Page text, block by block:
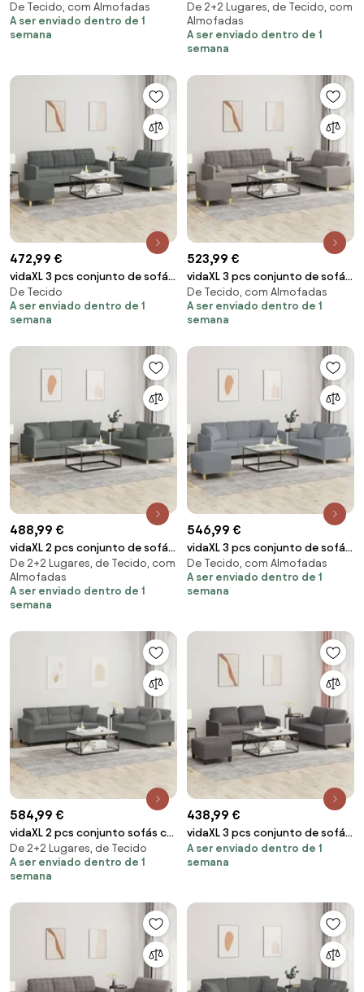
com almofadas tecido
cinzento-claro
De Tecido, com Almofadas
A ser enviado dentro de 1
semana
com almofadas tecido
cinzento-escuro
De 2+2 Lugares, de Tecido, com
Almofadas
A ser enviado dentro de 1
semana
472,99 €
vidaXL 3 pcs conjunto de sofás
com almofadões tecido
cinzento-escuro
De Tecido
A ser enviado dentro de 1
semana
523,99 €
vidaXL 3 pcs conjunto de sofás
com almofadas tecido cinza-
acastanhado
De Tecido, com Almofadas
A ser enviado dentro de 1
semana
488,99 €
vidaXL 2 pcs conjunto de sofás
com almofadas tecido
cinzento-escuro
De 2+2 Lugares, de Tecido, com
Almofadas
A ser enviado dentro de 1
semana
546,99 €
vidaXL 3 pcs conjunto de sofás
com almofadas tecido
cinzento-claro
De Tecido, com Almofadas
A ser enviado dentro de 1
semana
584,99 €
vidaXL 2 pcs conjunto sofás c/
almofadas microfibra cinza-
escuro
De 2+2 Lugares, de Tecido
A ser enviado dentro de 1
semana
438,99 €
vidaXL 3 pcs conjunto de sofás
c/ almofadões couro artificial
cinzento
A ser enviado dentro de 1
semana